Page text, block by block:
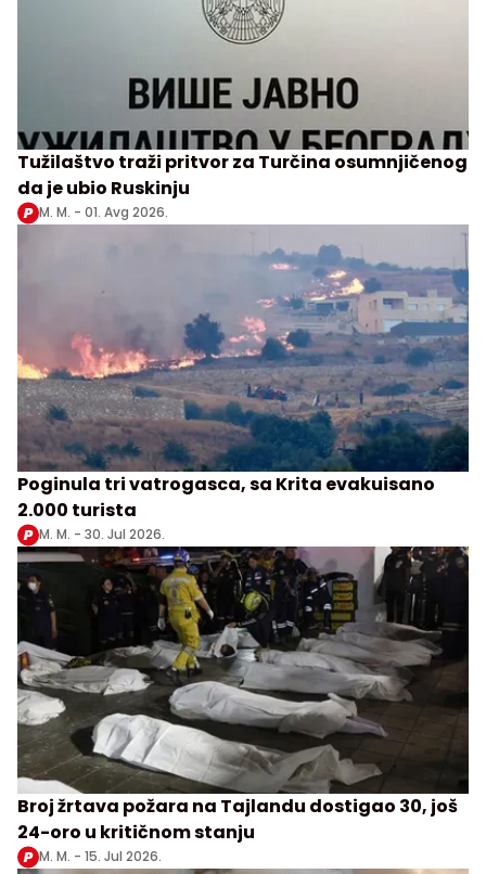
Tužilaštvo traži pritvor za Turčina osumnjičenog
da je ubio Ruskinju
M. M. - 01. Avg 2026.
Poginula tri vatrogasca, sa Krita evakuisano
2.000 turista
M. M. - 30. Jul 2026.
Broj žrtava požara na Tajlandu dostigao 30, još
24-oro u kritičnom stanju
M. M. - 15. Jul 2026.